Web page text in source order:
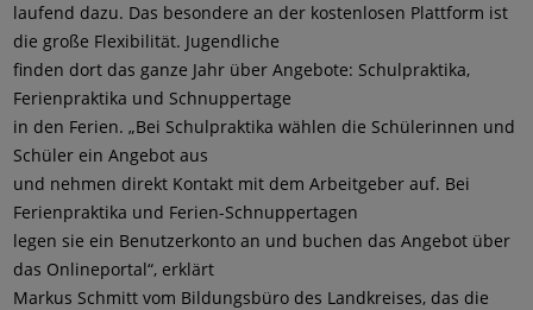
laufend dazu. Das besondere an der kostenlosen Plattform ist
die große Flexibilität. Jugendliche
finden dort das ganze Jahr über Angebote: Schulpraktika,
Ferienpraktika und Schnuppertage
in den Ferien. „Bei Schulpraktika wählen die Schülerinnen und
Schüler ein Angebot aus
und nehmen direkt Kontakt mit dem Arbeitgeber auf. Bei
Ferienpraktika und Ferien-Schnuppertagen
legen sie ein Benutzerkonto an und buchen das Angebot über
das Onlineportal“, erklärt
Markus Schmitt vom Bildungsbüro des Landkreises, das die